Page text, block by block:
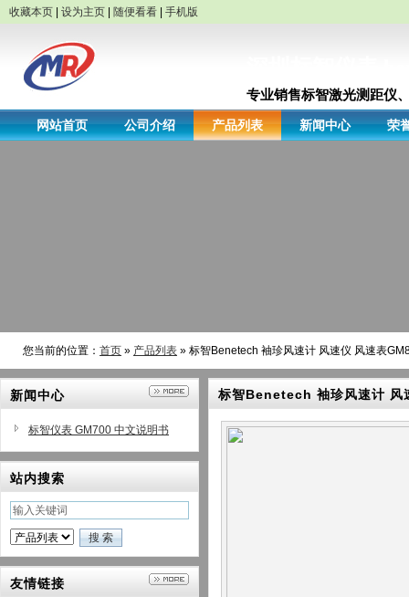
收藏本页 设为主页 随便看看 手机版
专业销售标智激光测距仪
网站首页 公司介绍 产品列表 新闻中心 荣
您当前的位置： 首页 » 产品列表 » 标智Benetech 袖珍风速计 风速仪 风速表
新闻中心
标智仪表 GM700 中文说明书
站内搜索
友情链接
标智Benetech 袖珍风速计 风